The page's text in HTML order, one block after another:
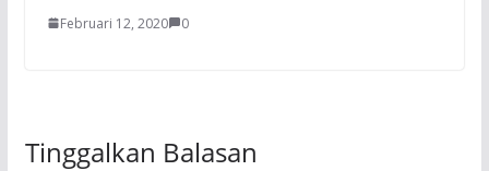
Februari 12, 2020 0
Tinggalkan Balasan